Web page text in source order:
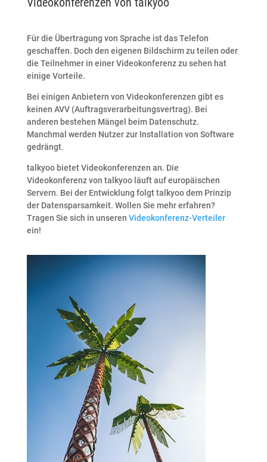
Für die Übertragung von Sprache ist das Telefon
geschaffen. Doch den eigenen Bildschirm zu teilen oder
die Teilnehmer in einer Videokonferenz zu sehen hat
einige Vorteile.
Bei einigen Anbietern von Videokonferenzen gibt es
keinen AVV (Auftragsverarbeitungsvertrag). Bei
anderen bestehen Mängel beim Datenschutz.
Manchmal werden Nutzer zur Installation von Software
gedrängt.
talkyoo bietet Videokonferenzen an. Die
Videokonferenz von talkyoo läuft auf europäischen
Servern. Bei der Entwicklung folgt talkyoo dem Prinzip
der Datensparsamkeit. Wollen Sie mehr erfahren?
Tragen Sie sich in unseren Videokonferenz-Verteiler
ein!